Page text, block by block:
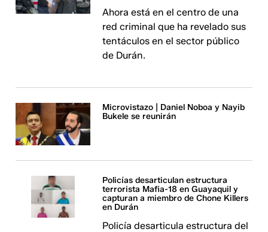
Ahora está en el centro de una
red criminal que ha revelado sus
tentáculos en el sector público
de Durán.
Microvistazo | Daniel Noboa y Nayib
Bukele se reunirán
Policías desarticulan estructura
terrorista Mafia-18 en Guayaquil y
capturan a miembro de Chone Killers
en Durán
Policía desarticula estructura del